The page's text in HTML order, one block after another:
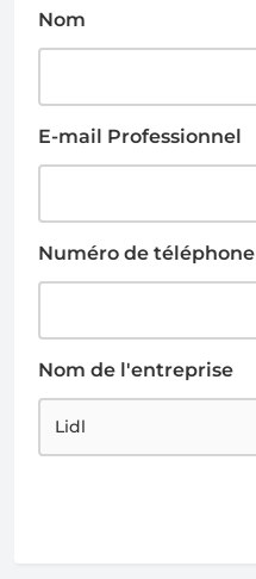
Nom
E-mail Professionnel
Numéro de téléphone
Nom de l'entreprise